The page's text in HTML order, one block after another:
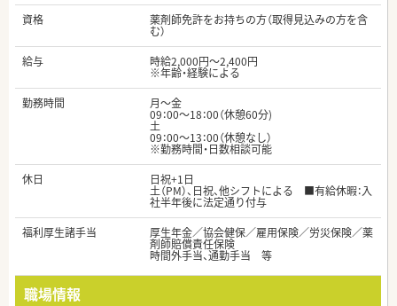
資格
薬剤師免許をお持ちの方（取得見込みの方を含
む）
給与
時給2,000円～2,400円
※年齢・経験による
勤務時間
月～金
09：00～18：00（休憩60分)
土
09：00～13：00（休憩なし）
※勤務時間・日数相談可能
休日
日祝+1日
土（PM）、日祝、他シフトによる ■有給休暇：入
社半年後に法定通り付与
福利厚生諸手当
厚生年金／協会健保／雇用保険／労災保険／薬
剤師賠償責任保険
時間外手当、通勤手当 等
職場情報